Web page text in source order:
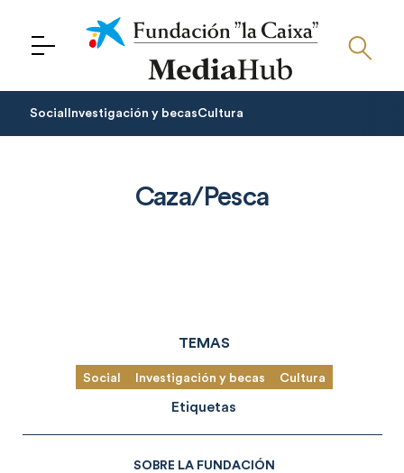
Menu
Social Investigación y becasCultura
Caza/Pesca
TEMAS
Social Investigación y becas Cultura
Etiquetas
SOBRE LA FUNDACIÓN